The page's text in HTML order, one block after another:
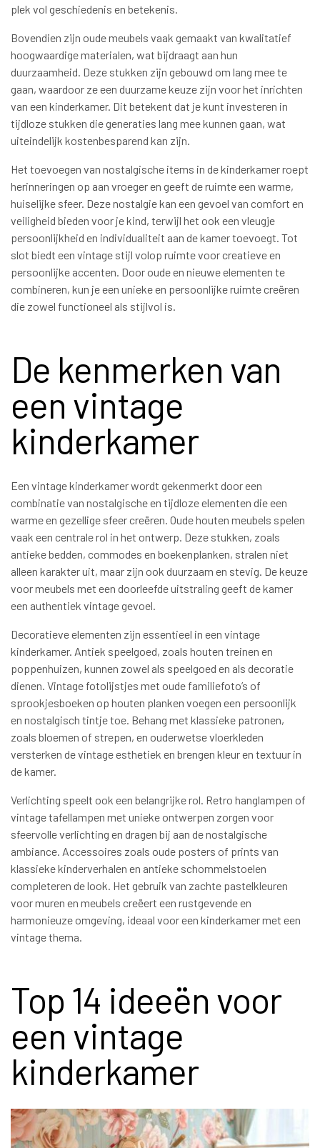
plek vol geschiedenis en betekenis.
Bovendien zijn oude meubels vaak gemaakt van kwalitatief
hoogwaardige materialen, wat bijdraagt aan hun
duurzaamheid. Deze stukken zijn gebouwd om lang mee te
gaan, waardoor ze een duurzame keuze zijn voor het inrichten
van een kinderkamer. Dit betekent dat je kunt investeren in
tijdloze stukken die generaties lang mee kunnen gaan, wat
uiteindelijk kostenbesparend kan zijn.
Het toevoegen van nostalgische items in de kinderkamer roept
herinneringen op aan vroeger en geeft de ruimte een warme,
huiselijke sfeer. Deze nostalgie kan een gevoel van comfort en
veiligheid bieden voor je kind, terwijl het ook een vleugje
persoonlijkheid en individualiteit aan de kamer toevoegt. Tot
slot biedt een vintage stijl volop ruimte voor creatieve en
persoonlijke accenten. Door oude en nieuwe elementen te
combineren, kun je een unieke en persoonlijke ruimte creëren
die zowel functioneel als stijlvol is.
De kenmerken van
een vintage
kinderkamer
Een vintage kinderkamer wordt gekenmerkt door een
combinatie van nostalgische en tijdloze elementen die een
warme en gezellige sfeer creëren. Oude houten meubels spelen
vaak een centrale rol in het ontwerp. Deze stukken, zoals
antieke bedden, commodes en boekenplanken, stralen niet
alleen karakter uit, maar zijn ook duurzaam en stevig. De keuze
voor meubels met een doorleefde uitstraling geeft de kamer
een authentiek vintage gevoel.
Decoratieve elementen zijn essentieel in een vintage
kinderkamer. Antiek speelgoed, zoals houten treinen en
poppenhuizen, kunnen zowel als speelgoed en als decoratie
dienen. Vintage fotolijstjes met oude familiefoto’s of
sprookjesboeken op houten planken voegen een persoonlijk
en nostalgisch tintje toe. Behang met klassieke patronen,
zoals bloemen of strepen, en ouderwetse vloerkleden
versterken de vintage esthetiek en brengen kleur en textuur in
de kamer.
Verlichting speelt ook een belangrijke rol. Retro hanglampen of
vintage tafellampen met unieke ontwerpen zorgen voor
sfeervolle verlichting en dragen bij aan de nostalgische
ambiance. Accessoires zoals oude posters of prints van
klassieke kinderverhalen en antieke schommelstoelen
completeren de look. Het gebruik van zachte pastelkleuren
voor muren en meubels creëert een rustgevende en
harmonieuze omgeving, ideaal voor een kinderkamer met een
vintage thema.
Top 14 ideeën voor
een vintage
kinderkamer